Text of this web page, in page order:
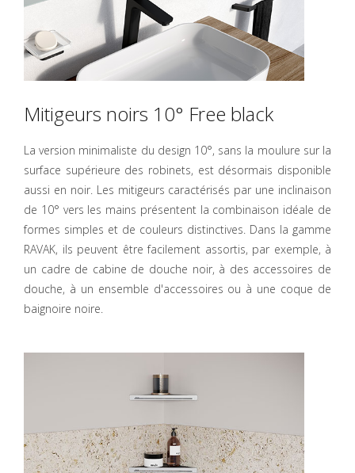
Mitigeurs noirs 10° Free black
La version minimaliste du design 10°, sans la moulure sur la
surface supérieure des robinets, est désormais disponible
aussi en noir. Les mitigeurs caractérisés par une inclinaison
de 10° vers les mains présentent la combinaison idéale de
formes simples et de couleurs distinctives. Dans la gamme
RAVAK, ils peuvent être facilement assortis, par exemple, à
un cadre de cabine de douche noir, à des accessoires de
douche, à un ensemble d'accessoires ou à une coque de
baignoire noire.